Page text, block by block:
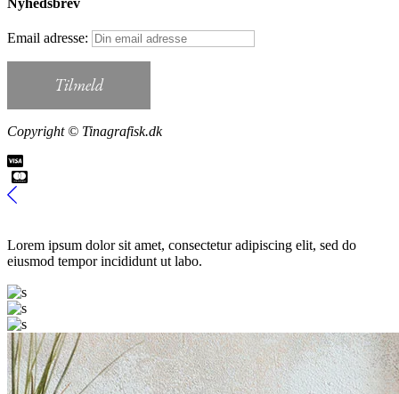
Nyhedsbrev
Email adresse:
Copyright © Tinagrafisk.dk
Lorem ipsum dolor sit amet, consectetur adipiscing elit, sed do
eiusmod tempor incididunt ut labo.